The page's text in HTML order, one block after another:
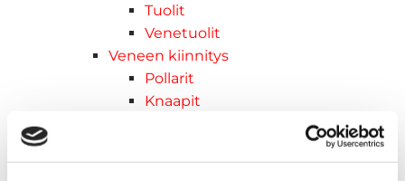
Tuolit
Venetuolit
Veneen kiinnitys
Pollarit
Knaapit
Venerenkaat ja silmukkapultit/-
ruuvit